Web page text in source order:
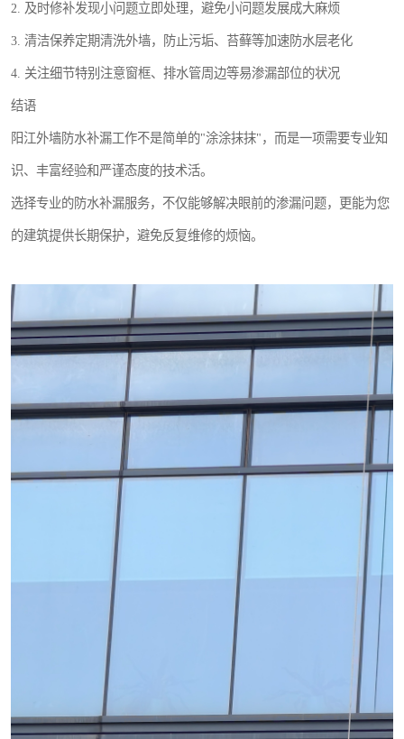
2. 及时修补发现小问题立即处理，避免小问题发展成大麻烦
3. 清洁保养定期清洗外墙，防止污垢、苔藓等加速防水层老化
4. 关注细节特别注意窗框、排水管周边等易渗漏部位的状况
结语
阳江外墙防水补漏工作不是简单的"涂涂抹抹"，而是一项需要专业知
识、丰富经验和严谨态度的技术活。
选择专业的防水补漏服务，不仅能够解决眼前的渗漏问题，更能为您
的建筑提供长期保护，避免反复维修的烦恼。